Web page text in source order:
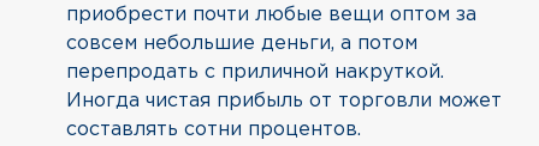
приобрести почти любые вещи оптом за
совсем небольшие деньги, а потом
перепродать с приличной накруткой.
Иногда чистая прибыль от торговли может
составлять сотни процентов.